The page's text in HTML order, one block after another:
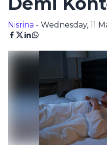
Nisrina - Wednesday, 11